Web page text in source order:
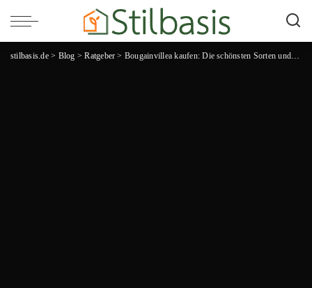
stilbasis.de> Blog >Ratgeber > Bougainvillea kaufen: Die schönsten Sorten und besten Tipps für den perfekten Kauf